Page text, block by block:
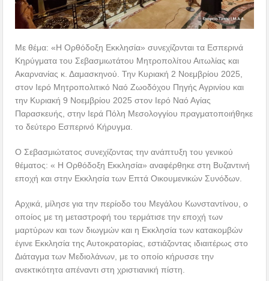
Με θέμα: «Η Ορθόδοξη Εκκλησία» συνεχίζονται τα Εσπερινά
Κηρύγματα του Σεβασμιωτάτου Μητροπολίτου Αιτωλίας και
Ακαρνανίας κ. Δαμασκηνού. Την Κυριακή 2 Νοεμβρίου 2025,
στον Ιερό Μητροπολιτικό Ναό Ζωοδόχου Πηγής Αγρινίου και
την Κυριακή 9 Νοεμβρίου 2025 στον Ιερό Ναό Αγίας
Παρασκευής, στην Ιερά Πόλη Μεσολογγίου πραγματοποιήθηκε
το δεύτερο Εσπερινό Κήρυγμα.
Ο Σεβασμιώτατος συνεχίζοντας την ανάπτυξη του γενικού
θέματος: « Η Ορθόδοξη Εκκλησία» αναφέρθηκε στη Βυζαντινή
εποχή και στην Εκκλησία των Επτά Οικουμενικών Συνόδων.
Αρχικά, μίλησε για την περίοδο του Μεγάλου Κωνσταντίνου, ο
οποίος με τη μεταστροφή του τερμάτισε την εποχή των
μαρτύρων και των διωγμών και η Εκκλησία των κατακομβών
έγινε Εκκλησία της Αυτοκρατορίας, εστιάζοντας ιδιαιτέρως στο
Διάταγμα των Μεδιολάνων, με το οποίο κήρυσσε την
ανεκτικότητα απέναντι στη χριστιανική πίστη.